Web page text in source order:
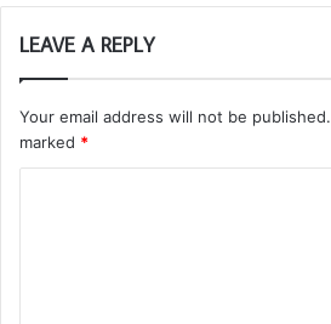
LEAVE A REPLY
Your email address will not be published.
marked *